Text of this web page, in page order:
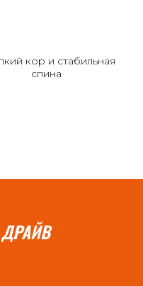
кор и стабильная
спина